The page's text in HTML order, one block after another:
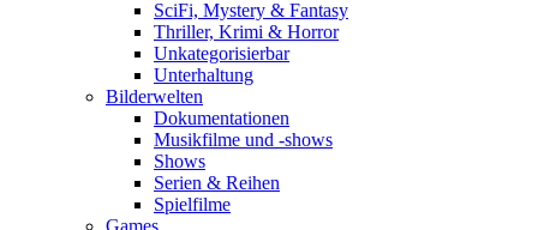
SciFi, Mystery & Fantasy
Thriller, Krimi & Horror
Unkategorisierbar
Unterhaltung
Bilderwelten
Dokumentationen
Musikfilme und -shows
Shows
Serien & Reihen
Spielfilme
Games